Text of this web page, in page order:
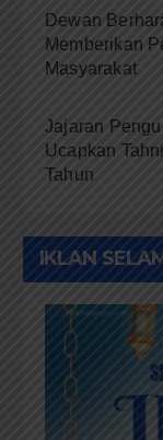
Dewan
Memberikan
Masyarakat
Jajaran
Ucapkan
Tahun
IKLAN